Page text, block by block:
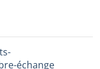
échange